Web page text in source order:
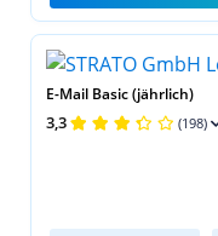
E-Mail Basic (jährlich)
3,3 (198)